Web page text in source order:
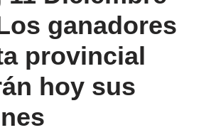
ganadores
provincial
hoy sus